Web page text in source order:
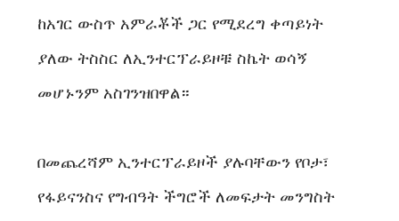
ከአገር ውስጥ አምራቾች ጋር የሚደረግ ቀጣይነት
ያለው ትስስር ለኢንተርፕራይዞቹ ስኬት ወሳኝ
መሆኑንም አስገንዝበዋል።
በመጨረሻም ኢንተርፕራይዞች ያሉባቸውን የቦታ፣
የፋይናንስና የግብዓት ችግሮች ለመፍታት መንግስት